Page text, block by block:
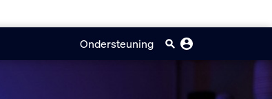
Ondersteuning